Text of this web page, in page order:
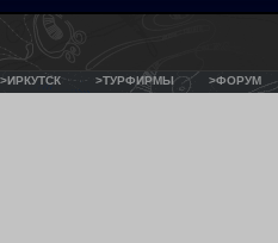
>ИРКУТСК >ТУРФИРМЫ >ФОРУМ